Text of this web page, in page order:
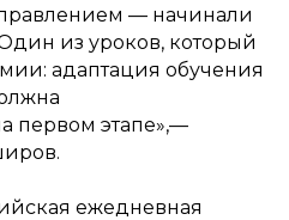
— начинали
из уроков, который
адаптация обучения
первом этапе»,—
ежедневная